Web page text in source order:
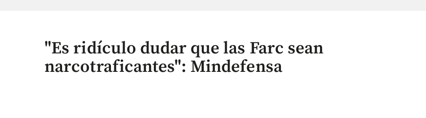
"Es ridículo dudar que las Farc sean
narcotraficantes": Mindefensa